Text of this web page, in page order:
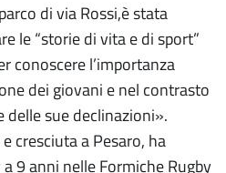
di via Rossi,è stata
le “storie di vita e di sport”
conoscere l’importanza
dei giovani e nel contrasto
sue declinazioni».
cresciuta a Pesaro, ha
9 anni nelle Formiche Rugby